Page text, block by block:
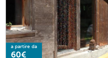
a partire da
60€